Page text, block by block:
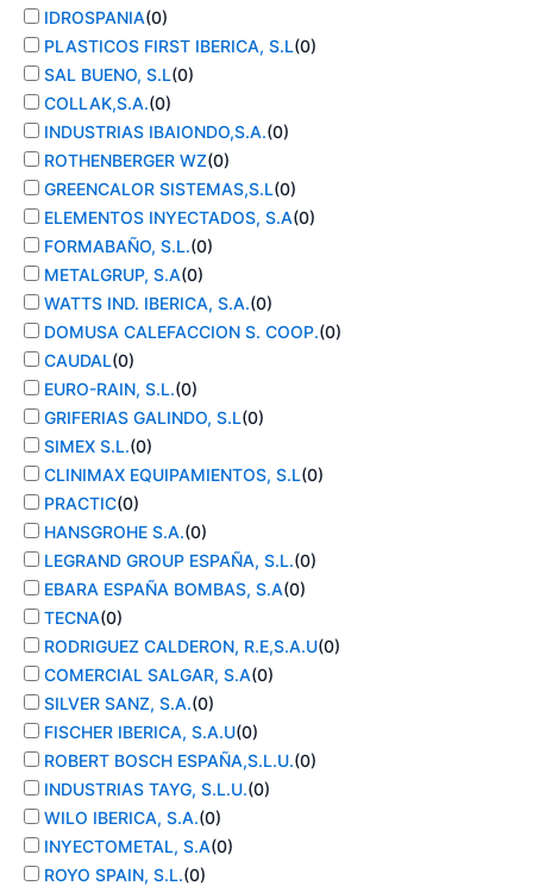
IDROSPANIA(0)
PLASTICOS FIRST IBERICA, S.L(0)
SAL BUENO, S.L(0)
COLLAK,S.A.(0)
INDUSTRIAS IBAIONDO,S.A.(0)
ROTHENBERGER WZ(0)
GREENCALOR SISTEMAS,S.L(0)
ELEMENTOS INYECTADOS, S.A(0)
FORMABAÑO, S.L.(0)
METALGRUP, S.A(0)
WATTS IND. IBERICA, S.A.(0)
DOMUSA CALEFACCION S. COOP.(0)
CAUDAL(0)
EURO-RAIN, S.L.(0)
GRIFERIAS GALINDO, S.L(0)
SIMEX S.L.(0)
CLINIMAX EQUIPAMIENTOS, S.L(0)
PRACTIC(0)
HANSGROHE S.A.(0)
LEGRAND GROUP ESPAÑA, S.L.(0)
EBARA ESPAÑA BOMBAS, S.A(0)
TECNA(0)
RODRIGUEZ CALDERON, R.E,S.A.U(0)
COMERCIAL SALGAR, S.A(0)
SILVER SANZ, S.A.(0)
FISCHER IBERICA, S.A.U(0)
ROBERT BOSCH ESPAÑA,S.L.U.(0)
INDUSTRIAS TAYG, S.L.U.(0)
WILO IBERICA, S.A.(0)
INYECTOMETAL, S.A(0)
ROYO SPAIN, S.L.(0)